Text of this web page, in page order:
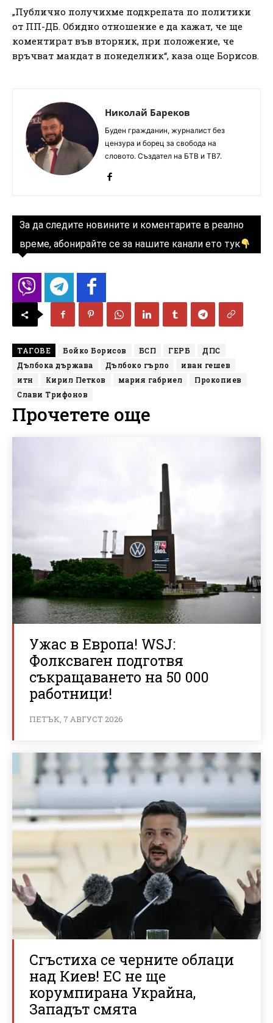
„Публично получихме подкрепата по политики
от ПП-ДБ. Обидно отношение е да кажат, че ще
коментират във вторник, при положение, че
връчват мандат в понеделник“, каза още Борисов.
Николай Бареков
Буден гражданин, журналист без
цензура и борец за свобода на
словото. Създател на БТВ и ТВ7.
За да следите новините и коментарите в реално
време, абонирайте се за нашите канали ето тук
ТАГОВЕ Бойко Борисов БСП ГЕРБ
ДПС
Дълбока държава
Дълбоко гърло
иван гешев
итн
Кирил Петков мария габриел
Прокопиев
Слави Трифонов
Прочетете още
Ужас в Европа! WSJ:
Фолксваген подготвя
съкращаването на 50 000
работници!
ПЕТЪК, 7 АВГУСТ 2026
Сгъстиха се черните облаци
над Киев! ЕС не ще
корумпирана Украйна,
Западът смята